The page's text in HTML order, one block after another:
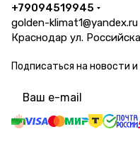
+79094519945
golden-klimat1@yandex.ru
Краснодар ул.
Подписаться на новости и